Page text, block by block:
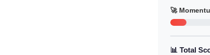
🚀
📊 Total